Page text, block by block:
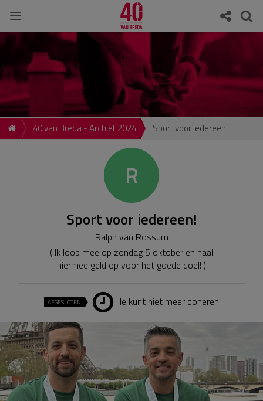
40 van Breda - Archief 2024 Sport voor iedereen!
R
Sport voor iedereen!
Ralph van Rossum
( Ik loop mee op zondag 5 oktober en haal
hiermee geld op voor het goede doel! )
AFGESLOTEN Je kunt niet meer doneren